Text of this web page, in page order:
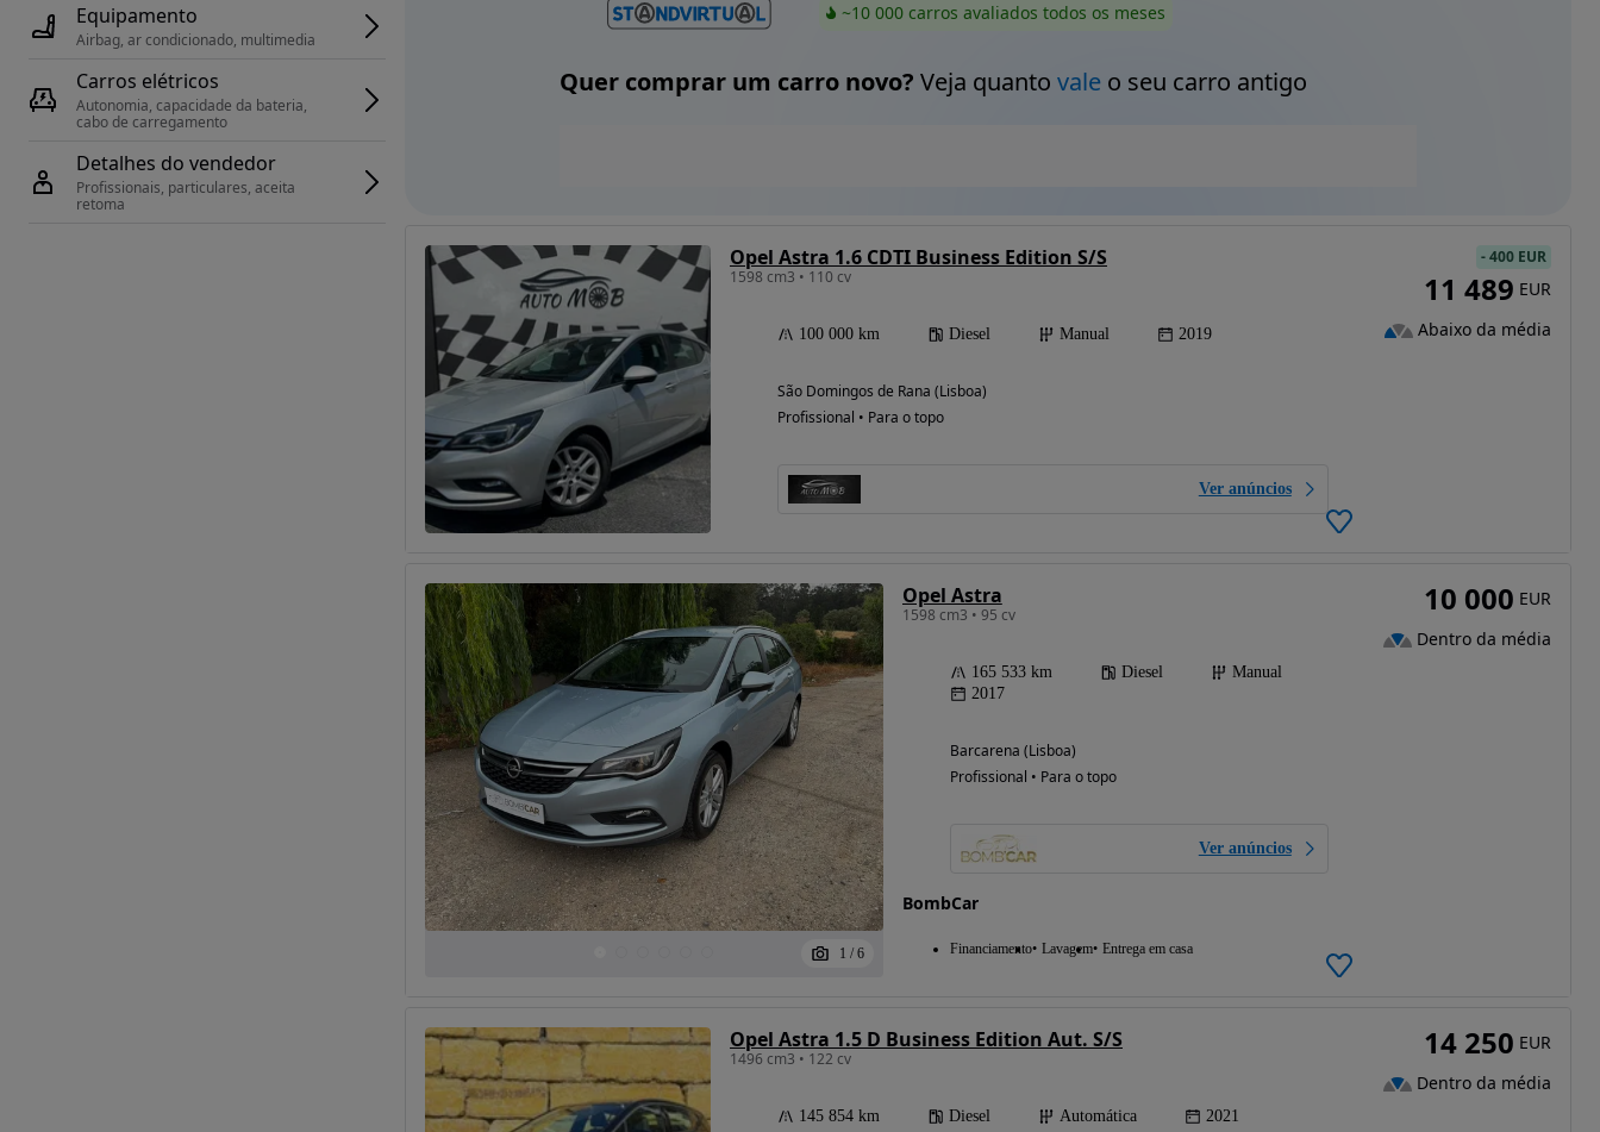
Equipamento
Airbag, ar condicionado, multimedia
Carros elétricos
Autonomia, capacidade da bateria,
cabo de carregamento
Detalhes do vendedor
Profissionais, particulares, aceita
retoma
~10 000 carros avaliados todos os meses
Quer comprar um carro novo? Veja quanto valeo seu carro antigo
Opel Astra 1.6 CDTI Business Edition S/S
1598 cm3 • 110 cv
100 000 km Diesel Manual 2019
São Domingos de Rana (Lisboa)
Profissional • Para o topo
Ver anúncios
-400 EUR
11 489 EUR
Abaixo da média
1 / 6
Opel Astra
1598 cm3 • 95 cv
165 533 km Diesel
Manual
2017
Barcarena (Lisboa)
Profissional • Para o topo
Ver anúncios
BombCar
Financiamento Lavagem Entrega em casa
10 000 EUR
Dentro da média
Opel Astra 1.5 D Business Edition Aut. S/S
1496 cm3 • 122 cv
145 854 km Diesel Automática 2021
14 250 EUR
Dentro da média